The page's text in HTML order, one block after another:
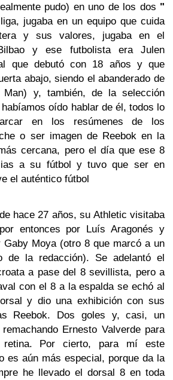
pudo) en uno de los dos "
jugaba en un equipo que cuida
y sus valores, jugaba en el
y ese futbolista era Julen
que debutó con 18 años y que
abajo, siendo el abanderado de
y, también, de la selección
oído hablar de él, todos lo
en los resúmenes de los
o ser imagen de Reebok en la
cercana, pero el día que ese 8
a su fútbol y tuvo que ser en
el auténtico fútbol
hace 27 años, su Athletic visitaba
entonces por Luís Aragonés y
Gaby Moya (otro 8 que marcó a un
de la redacción). Se adelantó el
a pase del 8 sevillista, pero a
con el 8 a la espalda se echó al
y dio una exhibición con sus
Reebok. Dos goles y, casi, un
Ernesto Valverde para
Por cierto, para mí este
es aún más especial, porque da la
he llevado el dorsal 8 en toda